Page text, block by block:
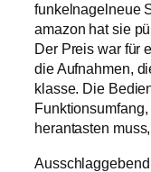
funkelnagelneue
amazon hat sie
Der Preis war für
die Aufnahmen,
klasse. Die
herantasten